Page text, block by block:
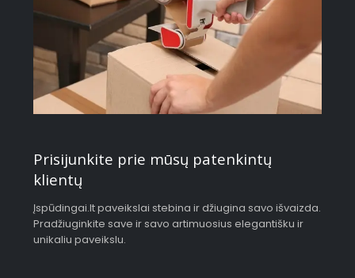
Prisijunkite prie mūsų patenkintų
klientų
Įspūdingai.lt paveikslai stebina ir džiugina savo išvaizda.
Pradžiuginkite save ir savo artimuosius elegantišku ir
unikaliu paveikslu.